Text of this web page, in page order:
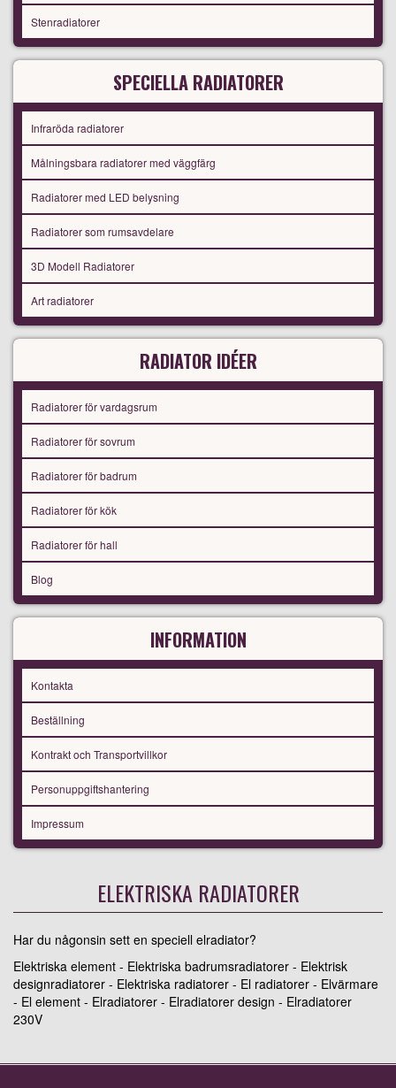
Stenradiatorer
SPECIELLA RADIATORER
Infraröda radiatorer
Målningsbara radiatorer med väggfärg
Radiatorer med LED belysning
Radiatorer som rumsavdelare
3D Modell Radiatorer
Art radiatorer
RADIATOR IDÉER
Radiatorer för vardagsrum
Radiatorer för sovrum
Radiatorer för badrum
Radiatorer för kök
Radiatorer för hall
Blog
INFORMATION
Kontakta
Beställning
Kontrakt och Transportvillkor
Personuppgiftshantering
Impressum
ELEKTRISKA RADIATORER
Har du någonsin sett en speciell elradiator?
Elektriska element - Elektriska badrumsradiatorer - Elektrisk
designradiatorer - Elektriska radiatorer - El radiatorer - Elvärmare
- El element - Elradiatorer - Elradiatorer design - Elradiatorer
230V